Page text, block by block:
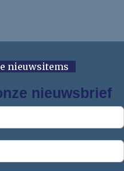
nieuwsitems
nieuwsbrief